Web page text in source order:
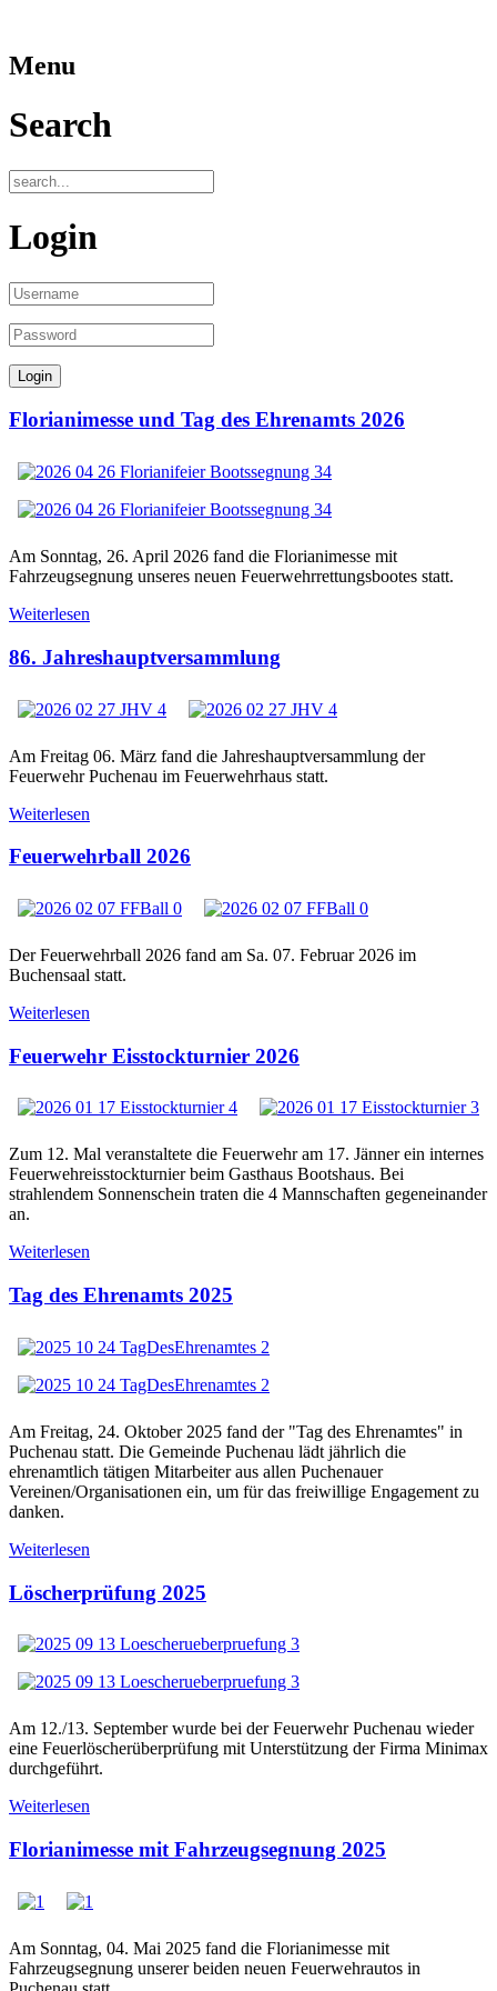
Menu
Search
Login
Florianimesse und Tag des Ehrenamts 2026
Am Sonntag, 26. April 2026 fand die Florianimesse mit
Fahrzeugsegnung unseres neuen Feuerwehrrettungsbootes statt.
Weiterlesen
86. Jahreshauptversammlung
Am Freitag 06. März fand die Jahreshauptversammlung der
Feuerwehr Puchenau im Feuerwehrhaus statt.
Weiterlesen
Feuerwehrball 2026
Der Feuerwehrball 2026 fand am Sa. 07. Februar 2026 im
Buchensaal statt.
Weiterlesen
Feuerwehr Eisstockturnier 2026
Zum 12. Mal veranstaltete die Feuerwehr am 17. Jänner ein internes
Feuerwehreisstockturnier beim Gasthaus Bootshaus. Bei
strahlendem Sonnenschein traten die 4 Mannschaften gegeneinander
an.
Weiterlesen
Tag des Ehrenamts 2025
Am Freitag, 24. Oktober 2025 fand der "Tag des Ehrenamtes" in
Puchenau statt. Die Gemeinde Puchenau lädt jährlich die
ehrenamtlich tätigen Mitarbeiter aus allen Puchenauer
Vereinen/Organisationen ein, um für das freiwillige Engagement zu
danken.
Weiterlesen
Löscherprüfung 2025
Am 12./13. September wurde bei der Feuerwehr Puchenau wieder
eine Feuerlöscherüberprüfung mit Unterstützung der Firma Minimax
durchgeführt.
Weiterlesen
Florianimesse mit Fahrzeugsegnung 2025
Am Sonntag, 04. Mai 2025 fand die Florianimesse mit
Fahrzeugsegnung unserer beiden neuen Feuerwehrautos in